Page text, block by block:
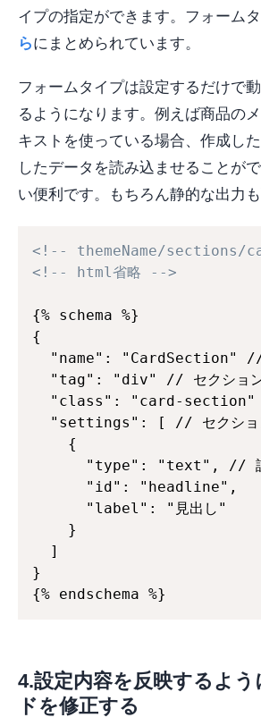
イプの指定ができます。フォーム
らにまとめられています。
フォームタイプは設定するだけで
るようになります。例えば商品の
キストを使っている場合、作成し
したデータを読み込ませることが
い便利です。もちろん静的な出力も
<!-- themeName/sections/
<!-- html省略 -->
{% schema %}
{
"name": "CardSection" //
"tag": "div" // セクション
"class": "card-section"
"settings": [ // セクショ
    {
"type": "text", // 設
      "id": "headline",
      "label": "見出し"
    }
  ]
}
{% endschema %}
4.設定内容を反映するよう
ドを修正する